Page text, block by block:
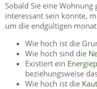
Sobald Sie eine
interessant sein könnte,
um die endgültigen
Wie hoch ist die
Wie hoch sind die
Existiert ein
beziehungsweise
Wie hoch ist die